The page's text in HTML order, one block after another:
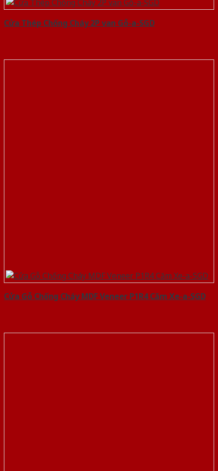
Cửa Thép Chống Cháy 2P van Gỗ-a-SGD
Cửa Gỗ Chống Cháy MDF Veneer P1R4 Căm Xe-a-SGD